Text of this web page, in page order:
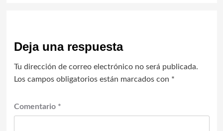
Deja una respuesta
Tu dirección de correo electrónico no será publicada.
Los campos obligatorios están marcados con *
Comentario *